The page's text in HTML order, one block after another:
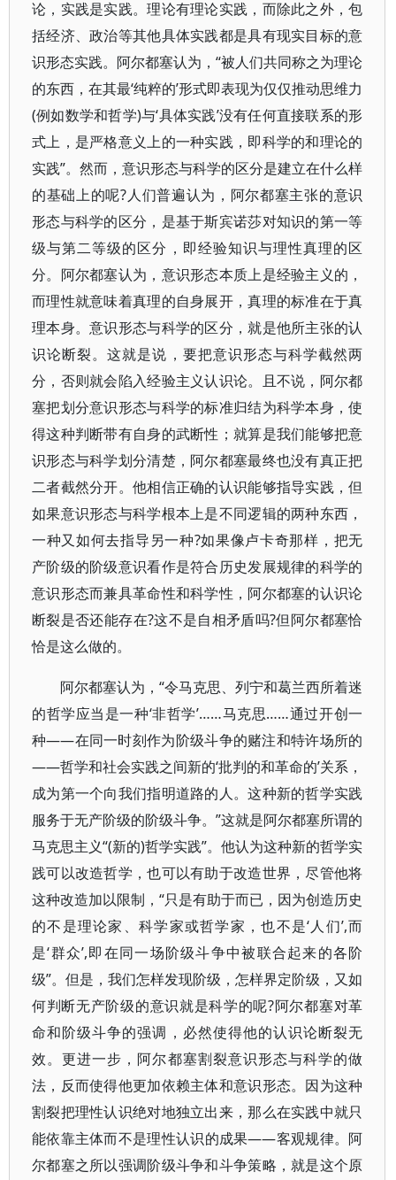
论，实践是实践。理论有理论实践，而除此之外，包
括经济、政治等其他具体实践都是具有现实目标的意
识形态实践。阿尔都塞认为，“被人们共同称之为理论
的东西，在其最‘纯粹的’形式即表现为仅仅推动思维力
(例如数学和哲学)与‘具体实践’没有任何直接联系的形
式上，是严格意义上的一种实践，即科学的和理论的
实践”。然而，意识形态与科学的区分是建立在什么样
的基础上的呢?人们普遍认为，阿尔都塞主张的意识
形态与科学的区分，是基于斯宾诺莎对知识的第一等
级与第二等级的区分，即经验知识与理性真理的区
分。阿尔都塞认为，意识形态本质上是经验主义的，
而理性就意味着真理的自身展开，真理的标准在于真
理本身。意识形态与科学的区分，就是他所主张的认
识论断裂。这就是说，要把意识形态与科学截然两
分，否则就会陷入经验主义认识论。且不说，阿尔都
塞把划分意识形态与科学的标准归结为科学本身，使
得这种判断带有自身的武断性；就算是我们能够把意
识形态与科学划分清楚，阿尔都塞最终也没有真正把
二者截然分开。他相信正确的认识能够指导实践，但
如果意识形态与科学根本上是不同逻辑的两种东西，
一种又如何去指导另一种?如果像卢卡奇那样，把无
产阶级的阶级意识看作是符合历史发展规律的科学的
意识形态而兼具革命性和科学性，阿尔都塞的认识论
断裂是否还能存在?这不是自相矛盾吗?但阿尔都塞恰
恰是这么做的。
阿尔都塞认为，“令马克思、列宁和葛兰西所着迷
的哲学应当是一种‘非哲学’……马克思……通过开创一
种——在同一时刻作为阶级斗争的赌注和特许场所的
——哲学和社会实践之间新的‘批判的和革命的’关系，
成为第一个向我们指明道路的人。这种新的哲学实践
服务于无产阶级的阶级斗争。”这就是阿尔都塞所谓的
马克思主义“(新的)哲学实践”。他认为这种新的哲学实
践可以改造哲学，也可以有助于改造世界，尽管他将
这种改造加以限制，“只是有助于而已，因为创造历史
的不是理论家、科学家或哲学家，也不是‘人们’,而
是‘群众’,即在同一场阶级斗争中被联合起来的各阶
级”。但是，我们怎样发现阶级，怎样界定阶级，又如
何判断无产阶级的意识就是科学的呢?阿尔都塞对革
命和阶级斗争的强调，必然使得他的认识论断裂无
效。更进一步，阿尔都塞割裂意识形态与科学的做
法，反而使得他更加依赖主体和意识形态。因为这种
割裂把理性认识绝对地独立出来，那么在实践中就只
能依靠主体而不是理性认识的成果——客观规律。阿
尔都塞之所以强调阶级斗争和斗争策略，就是这个原